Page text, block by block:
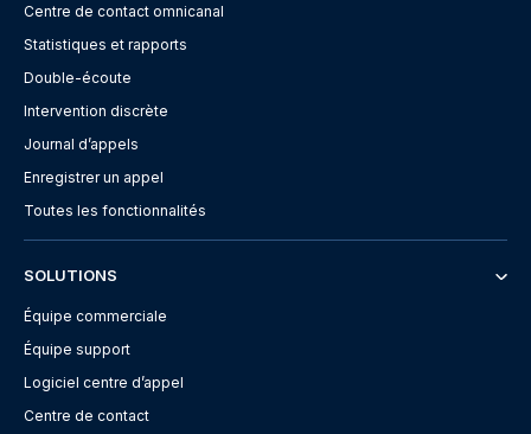
Centre de contact omnicanal
Statistiques et rapports
Double-écoute
Intervention discrète
Journal d’appels
Enregistrer un appel
Toutes les fonctionnalités
SOLUTIONS
Équipe commerciale
Équipe support
Logiciel centre d’appel
Centre de contact